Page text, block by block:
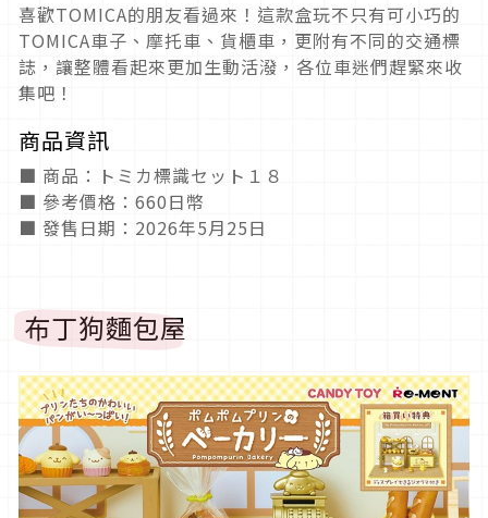
喜歡TOMICA的朋友看過來！這款盒玩不只有可小巧的
TOMICA車子、摩托車、貨櫃車，更附有不同的交通標
誌，讓整體看起來更加生動活潑，各位車迷們趕緊來收
集吧！
商品資訊
■ 商品：トミカ標識セット１８
■ 參考價格：660日幣
■ 發售日期：2026年5月25日
布丁狗麵包屋